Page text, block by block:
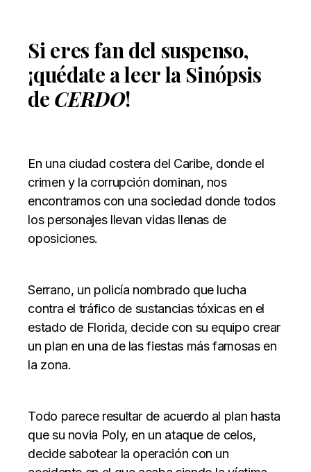
Si eres fan del suspenso,
¡quédate a leer la Sinópsis
de CERDO!
En una ciudad costera del Caribe, donde el
crimen y la corrupción dominan, nos
encontramos con una sociedad donde todos
los personajes llevan vidas llenas de
oposiciones.
Serrano, un policía nombrado que lucha
contra el tráfico de sustancias tóxicas en el
estado de Florida, decide con su equipo crear
un plan en una de las fiestas más famosas en
la zona.
Todo parece resultar de acuerdo al plan hasta
que su novia Poly, en un ataque de celos,
decide sabotear la operación con un